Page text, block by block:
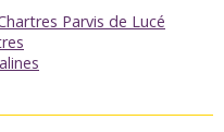
Parvis de Lucé